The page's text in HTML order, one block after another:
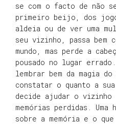
se com o facto de não
primeiro beijo, dos
aldeia ou de ver uma
seu vizinho, passa bem
mundo, mas perde a
pousado no lugar
lembrar bem da magia
constatar o quanto a
decide ajudar o vizinho
memórias perdidas.
sobre a memória e o